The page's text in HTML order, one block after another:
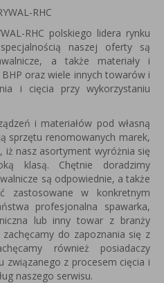
RHC
RHC polskiego lidera rynku
naszej oferty są
a także materiały i
oraz wiele innych towarów i
i cięcia przy wykorzystaniu
i materiałów pod własną
sprzętu renomowanych marek,
iż nasz asortyment wyróżnia się
klasą. Chętnie doradzimy
są odpowiednie, a także
zastosowane w konkretnym
profesjonalna spawarka,
lub inny towar z branży
do zapoznania się z
również posiadaczy
związanego z procesem cięcia i
naszego serwisu.